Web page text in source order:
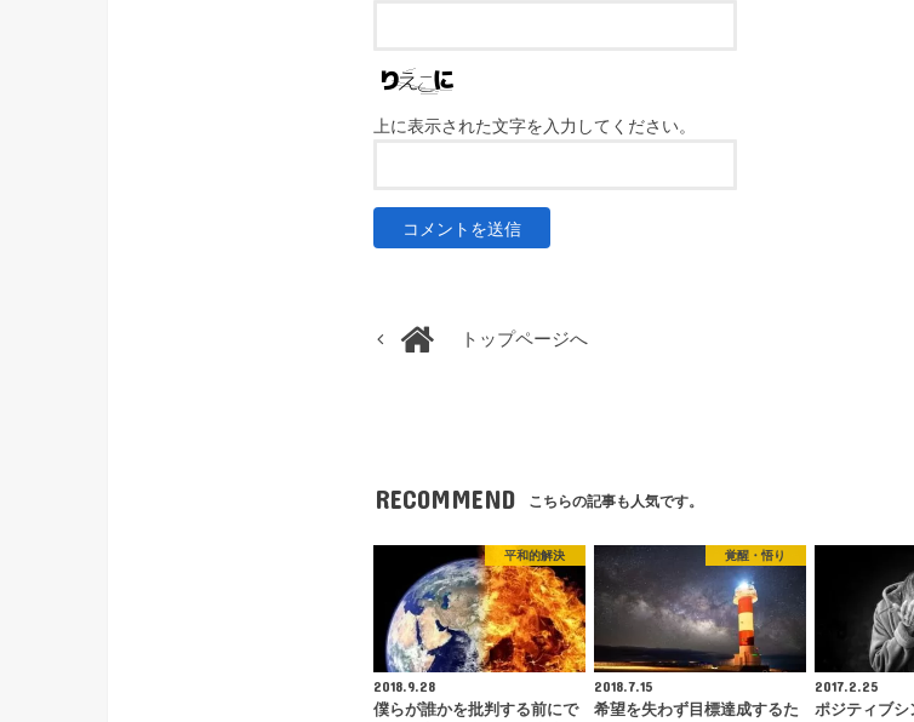
上に表示された文字を入力してください。
トップページへ
RECOMMEND こちらの記事も人気です。
平和的解決
2018.9.28
僕らが誰かを批判する前にで
覚醒・悟り
2018.7.15
希望を失わず目標達成するた
2017.2.25
ポジティブシ